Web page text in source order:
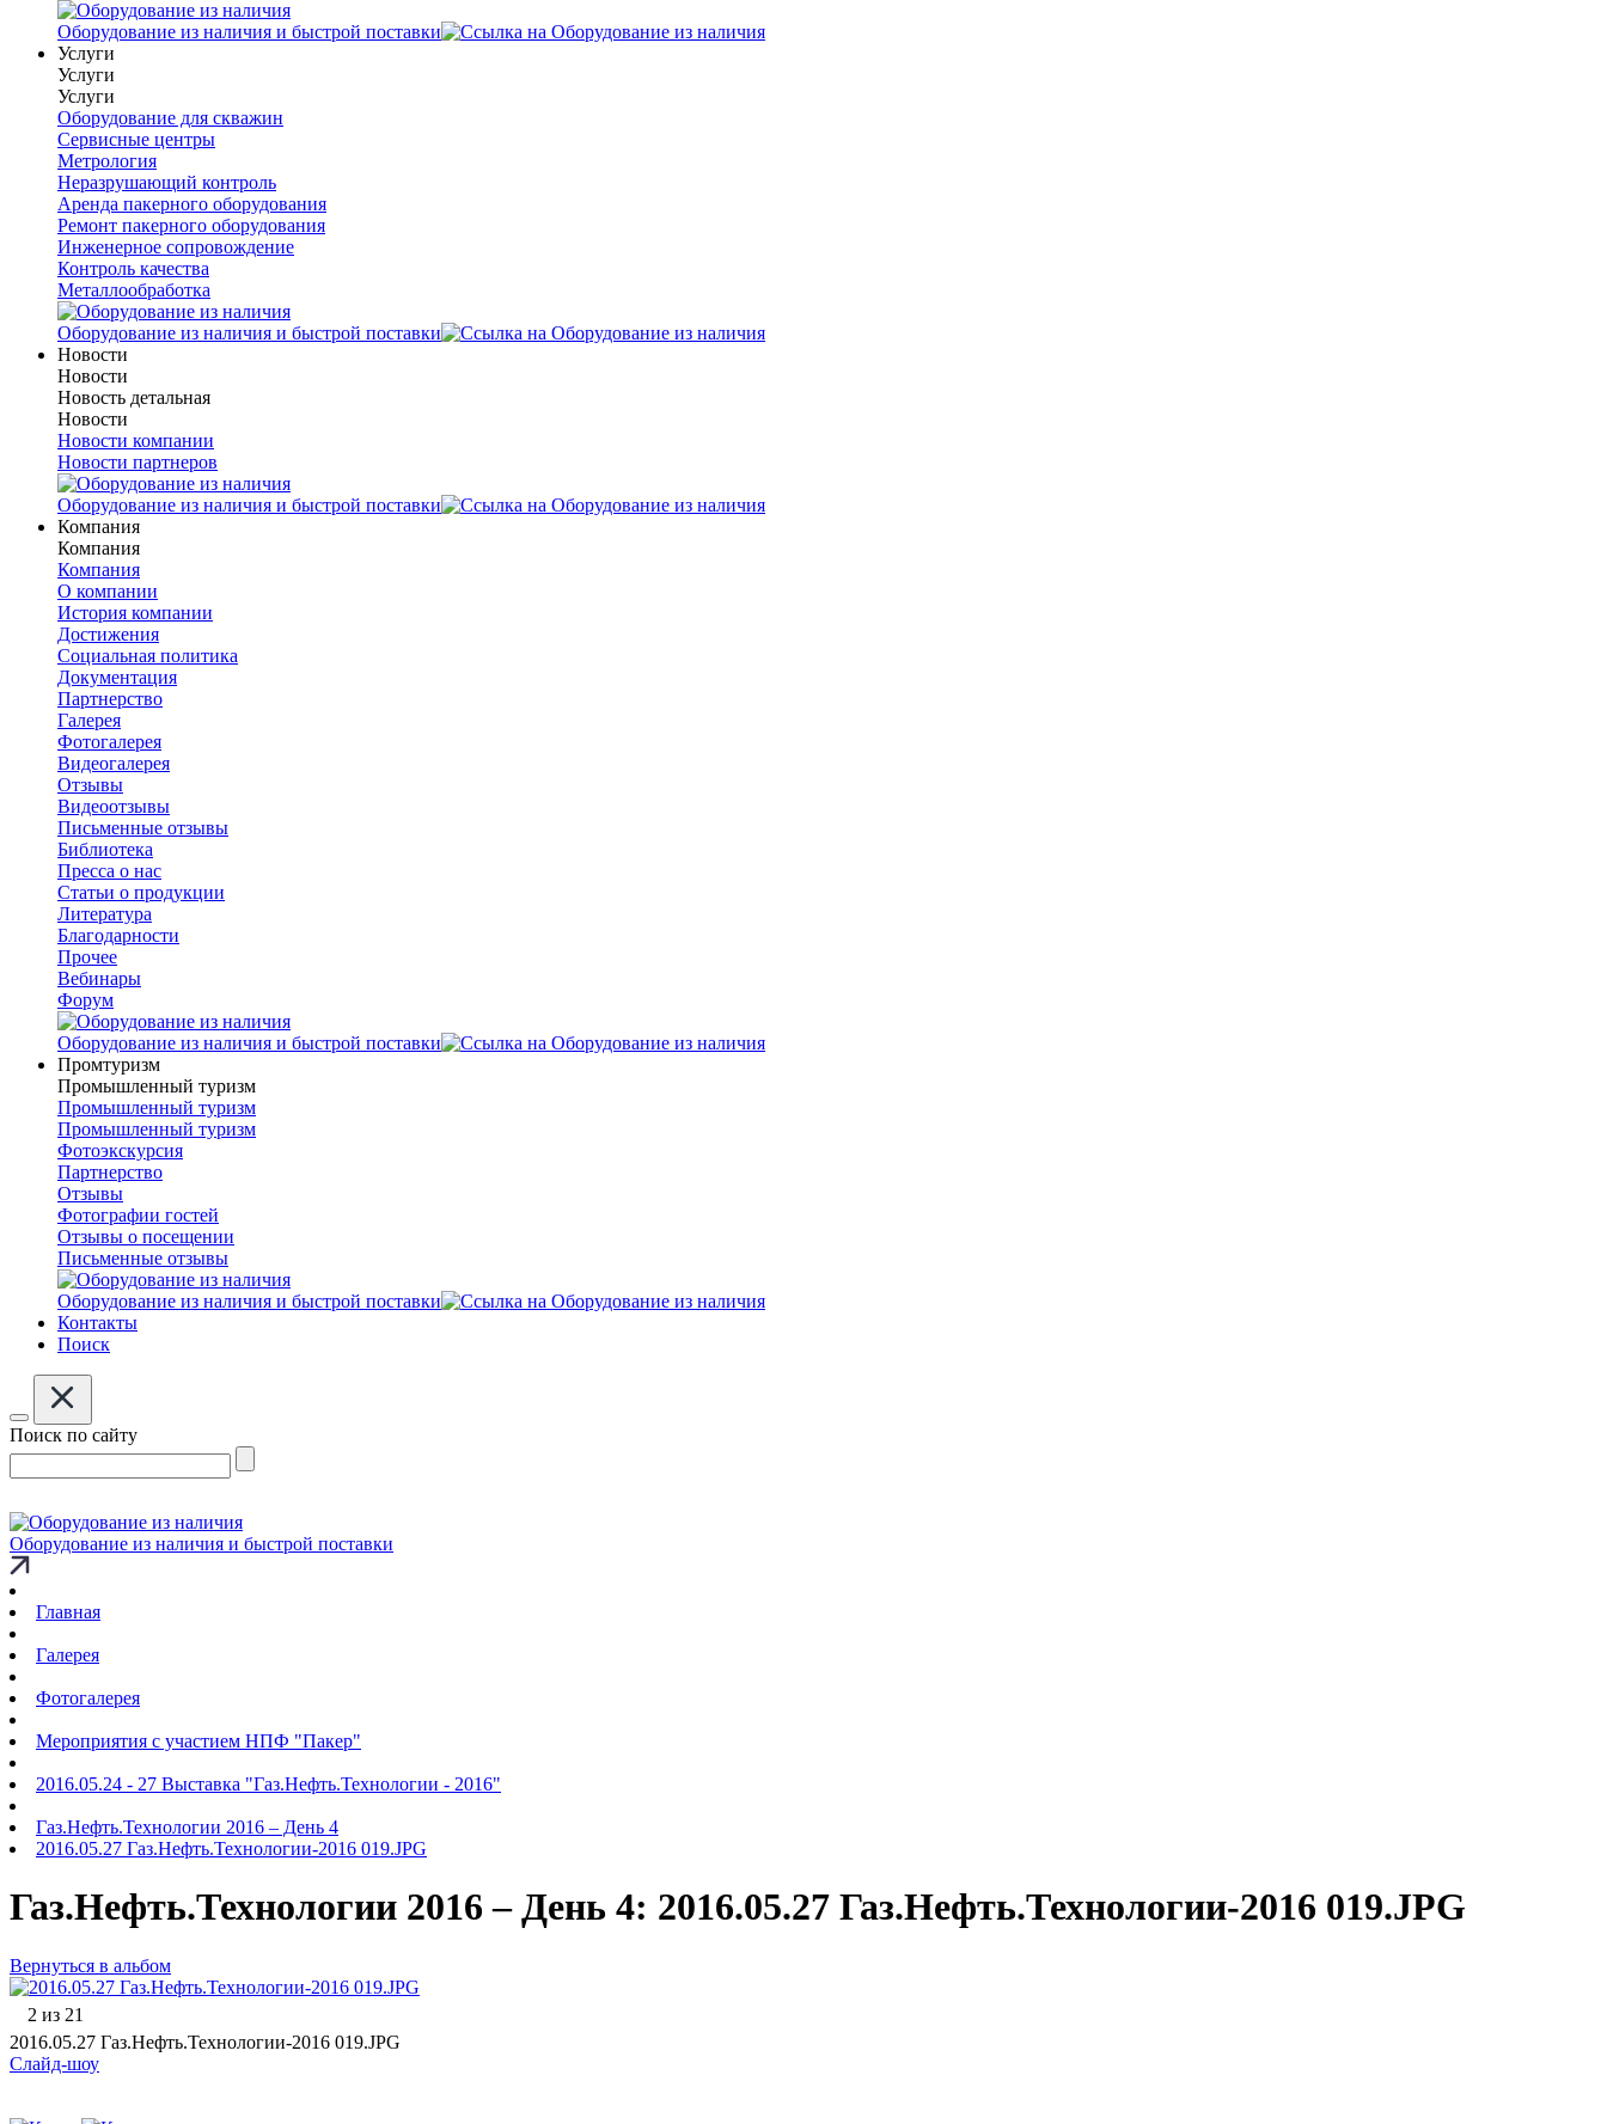
Оборудование из наличия и быстрой поставки
Услуги
Услуги
Услуги
Оборудование для скважин
Сервисные центры
Метрология
Неразрушающий контроль
Аренда пакерного оборудования
Ремонт пакерного оборудования
Инженерное сопровождение
Контроль качества
Металлообработка
Оборудование из наличия и быстрой поставки
Новости
Новости
Новость детальная
Новости
Новости компании
Новости партнеров
Оборудование из наличия и быстрой поставки
Компания
Компания
Компания
О компании
История компании
Достижения
Социальная политика
Документация
Партнерство
Галерея
Фотогалерея
Видеогалерея
Отзывы
Видеоотзывы
Письменные отзывы
Библиотека
Пресса о нас
Статьи о продукции
Литература
Благодарности
Прочее
Вебинары
Форум
Оборудование из наличия и быстрой поставки
Промтуризм
Промышленный туризм
Промышленный туризм
Промышленный туризм
Фотоэкскурсия
Партнерство
Отзывы
Фотографии гостей
Отзывы о посещении
Письменные отзывы
Оборудование из наличия и быстрой поставки
Контакты
Поиск
Поиск по сайту
Оборудование из наличия и быстрой поставки
Главная
Галерея
Фотогалерея
Мероприятия с участием НПФ "Пакер"
2016.05.24 - 27 Выставка "Газ.Нефть.Технологии - 2016"
Газ.Нефть.Технологии 2016 – День 4
2016.05.27 Газ.Нефть.Технологии-2016 019.JPG
Газ.Нефть.Технологии 2016 – День 4: 2016.05.27 Газ.Нефть.Технологии-2016 019.JPG
Вернуться в альбом
2 из 21
2016.05.27 Газ.Нефть.Технологии-2016 019.JPG
Слайд-шоу